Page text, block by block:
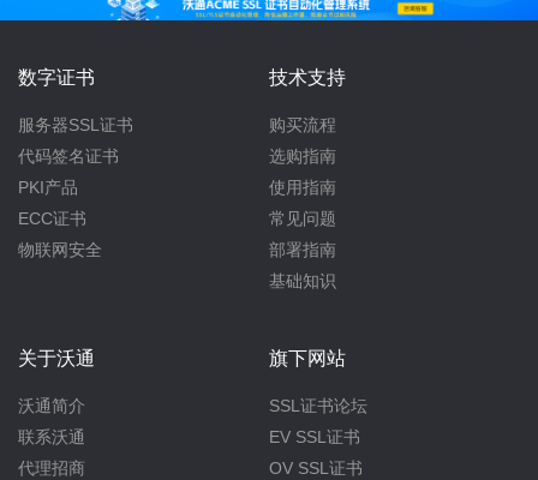
数字证书
服务器SSL证书
代码签名证书
PKI产品
ECC证书
物联网安全
技术支持
购买流程
选购指南
使用指南
常见问题
部署指南
基础知识
关于沃通
沃通简介
联系沃通
代理招商
旗下网站
SSL证书论坛
EV SSL证书
OV SSL证书